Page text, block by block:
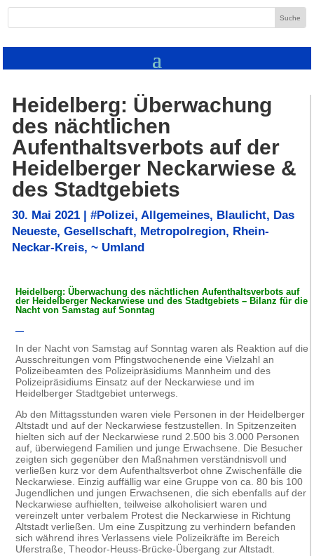
Heidelberg: Überwachung
des nächtlichen
Aufenthaltsverbots auf der
Heidelberger Neckarwiese &
des Stadtgebiets
30. Mai 2021 | #Polizei, Allgemeines, Blaulicht, Das
Neueste, Gesellschaft, Metropolregion, Rhein-
Neckar-Kreis, ~ Umland
Heidelberg: Überwachung des nächtlichen Aufenthaltsverbots auf
der Heidelberger Neckarwiese und des Stadtgebiets – Bilanz für die
Nacht von Samstag auf Sonntag
In der Nacht von Samstag auf Sonntag waren als Reaktion auf die
Ausschreitungen vom Pfingstwochenende eine Vielzahl an
Polizeibeamten des Polizeipräsidiums Mannheim und des
Polizeipräsidiums Einsatz auf der Neckarwiese und im
Heidelberger Stadtgebiet unterwegs.
Ab den Mittagsstunden waren viele Personen in der Heidelberger
Altstadt und auf der Neckarwiese festzustellen. In Spitzenzeiten
hielten sich auf der Neckarwiese rund 2.500 bis 3.000 Personen
auf, überwiegend Familien und junge Erwachsene. Die Besucher
zeigten sich gegenüber den Maßnahmen verständnisvoll und
verließen kurz vor dem Aufenthaltsverbot ohne Zwischenfälle die
Neckarwiese. Einzig auffällig war eine Gruppe von ca. 80 bis 100
Jugendlichen und jungen Erwachsenen, die sich ebenfalls auf der
Neckarwiese aufhielten, teilweise alkoholisiert waren und
vereinzelt unter verbalem Protest die Neckarwiese in Richtung
Altstadt verließen. Um eine Zuspitzung zu verhindern befanden
sich während ihres Verlassens viele Polizeikräfte im Bereich
Uferstraße, Theodor-Heuss-Brücke-Übergang zur Altstadt.